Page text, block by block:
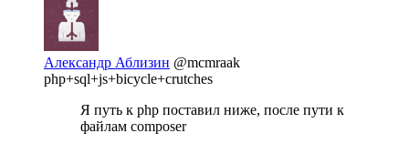
Александр Аблизин @mcmraak
php+sql+js+bicycle+crutches
Я путь к php поставил ниже, после пути к
файлам composer